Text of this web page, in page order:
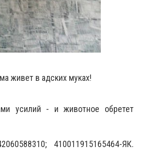
живет в адских муках!
усилий - и животное обретет
410011915165464-ЯК.